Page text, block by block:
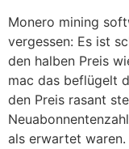
Monero mining
vergessen: Es ist
den halben Preis
mac das beflügelt
den Preis rasant
als erwartet